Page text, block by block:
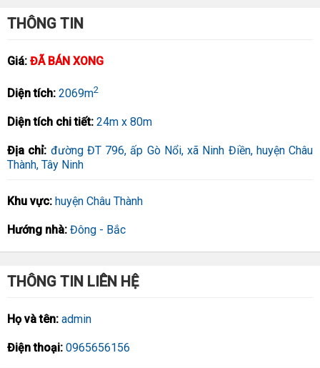
THÔNG TIN
Giá: ĐÃ BÁN XONG
Diện tích: 2069m2
Diện tích chi tiết: 24m x 80m
Địa chỉ: đường ĐT 796, ấp Gò Nổi, xã Ninh Điền, huyện Châu
Thành, Tây Ninh
Khu vực: huyện Châu Thành
Hướng nhà: Đông - Bắc
THÔNG TIN LIÊN HỆ
Họ và tên: admin
Điện thoại: 0965656156